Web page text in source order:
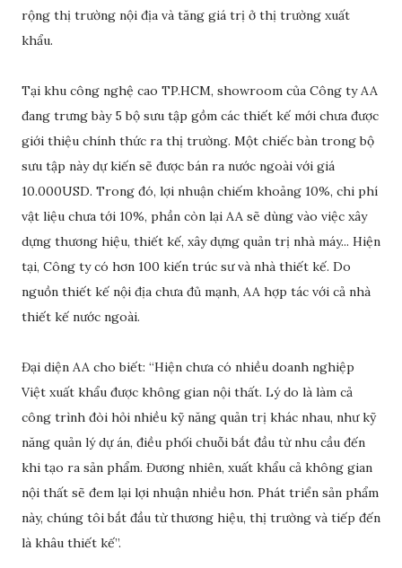
rộng thị trường nội địa và tăng giá trị ở thị trường xuất
khẩu.
Tại khu công nghệ cao TP.HCM, showroom của Công ty AA
đang trưng bày 5 bộ sưu tập gồm các thiết kế mới chưa được
giới thiệu chính thức ra thị trường. Một chiếc bàn trong bộ
sưu tập này dự kiến sẽ được bán ra nước ngoài với giá
10.000USD. Trong đó, lợi nhuận chiếm khoảng 10%, chi phí
vật liệu chưa tới 10%, phần còn lại AA sẽ dùng vào việc xây
dựng thương hiệu, thiết kế, xây dựng quản trị nhà máy... Hiện
tại, Công ty có hơn 100 kiến trúc sư và nhà thiết kế. Do
nguồn thiết kế nội địa chưa đủ mạnh, AA hợp tác với cả nhà
thiết kế nước ngoài.
Đại diện AA cho biết: “Hiện chưa có nhiều doanh nghiệp
Việt xuất khẩu được không gian nội thất. Lý do là làm cả
công trình đòi hỏi nhiều kỹ năng quản trị khác nhau, như kỹ
năng quản lý dự án, điều phối chuỗi bắt đầu từ nhu cầu đến
khi tạo ra sản phẩm. Đương nhiên, xuất khẩu cả không gian
nội thất sẽ đem lại lợi nhuận nhiều hơn. Phát triển sản phẩm
này, chúng tôi bắt đầu từ thương hiệu, thị trường và tiếp đến
là khâu thiết kế”.